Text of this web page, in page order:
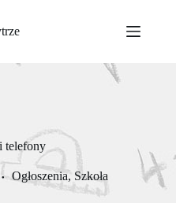
telefony
Ogłoszenia, Szkoła